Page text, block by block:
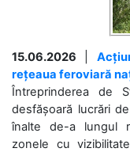
15.06.2026
rețeaua feroviară
Întreprinderea de
desfășoară lucrări
înalte de-a lungul
zonele cu